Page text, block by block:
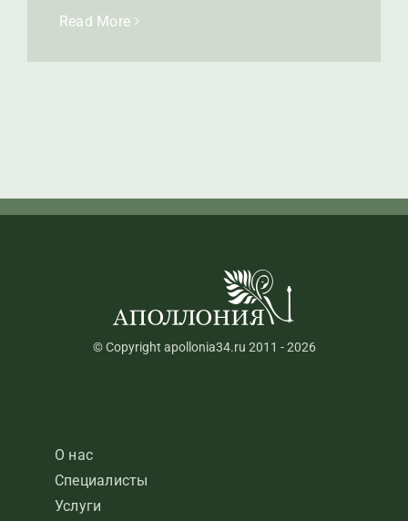
Read More
© Copyright apollonia34.ru 2011 - 2026
О нас
Специалисты
Услуги